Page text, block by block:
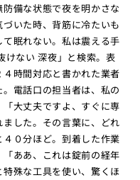
備な状態で夜を明かさな
いた時、背筋に冷たいも
眠れない。私は震える手
けない 深夜」と検索。表
時間対応と書かれた業者
電話口の担当者は、私の
大丈夫ですよ、すぐに専
した。その言葉に、どれ
０分ほど。到着した作業
ああ、これは錠前の経年
殊な工具を使い、驚くほ